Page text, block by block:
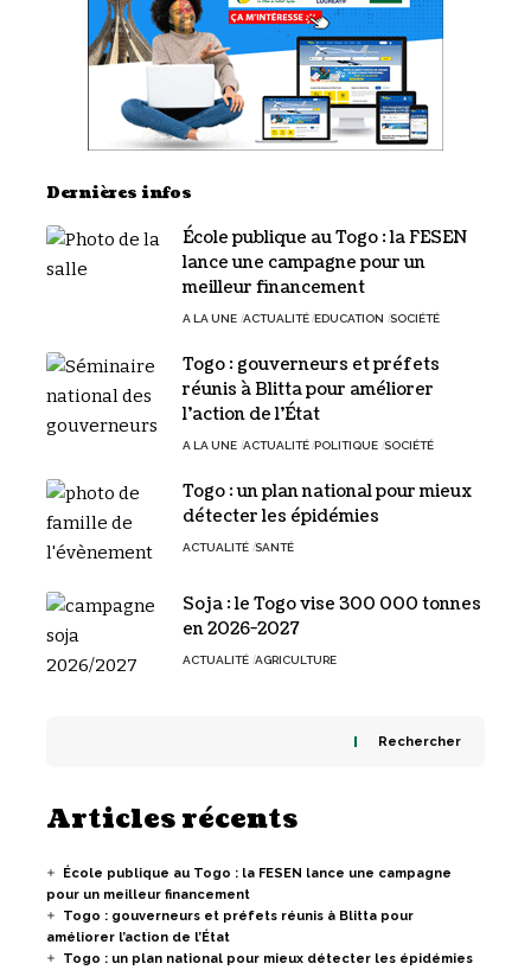
Dernières infos
École publique au Togo : la FESEN
lance une campagne pour un
meilleur financement
A LA UNE ACTUALITÉ EDUCATION SOCIÉTÉ
Togo : gouverneurs et préfets
réunis à Blitta pour améliorer
l’action de l’État
A LA UNE ACTUALITÉ POLITIQUE SOCIÉTÉ
Togo : un plan national pour mieux
détecter les épidémies
ACTUALITÉ SANTÉ
Soja : le Togo vise 300 000 tonnes
en 2026-2027
ACTUALITÉ AGRICULTURE
Rechercher
Articles récents
École publique au Togo : la FESEN lance une campagne
pour un meilleur financement
Togo : gouverneurs et préfets réunis à Blitta pour
améliorer l’action de l’État
Togo : un plan national pour mieux détecter les épidémies